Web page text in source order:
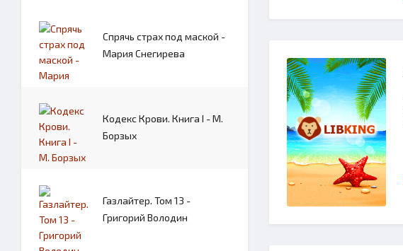
Спрячь страх под маской -
Мария Снегирева
Кодекс Крови. Книга I - М.
Борзых
Газлайтер. Том 13 -
Григорий Володин